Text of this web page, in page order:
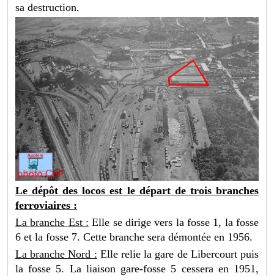
sa destruction.
Le dépôt des locos est le départ de trois branches
ferroviaires :
La branche Est : Elle se dirige vers la fosse 1, la fosse
6 et la fosse 7. Cette branche sera démontée en 1956.
La branche Nord : Elle relie la gare de Libercourt puis
la fosse 5. La liaison gare-fosse 5 cessera en 1951,